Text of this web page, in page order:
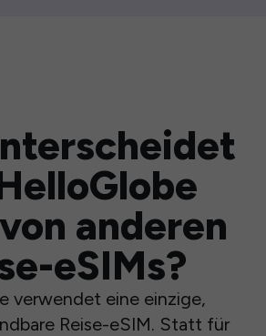
anderen
eSIMs?
verwendet eine einzige,
Reise-eSIM. Statt für